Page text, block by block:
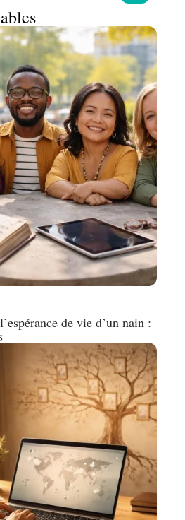
de vie d’un nain :